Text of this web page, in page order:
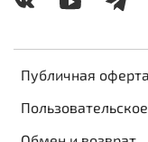
Публичная оферта